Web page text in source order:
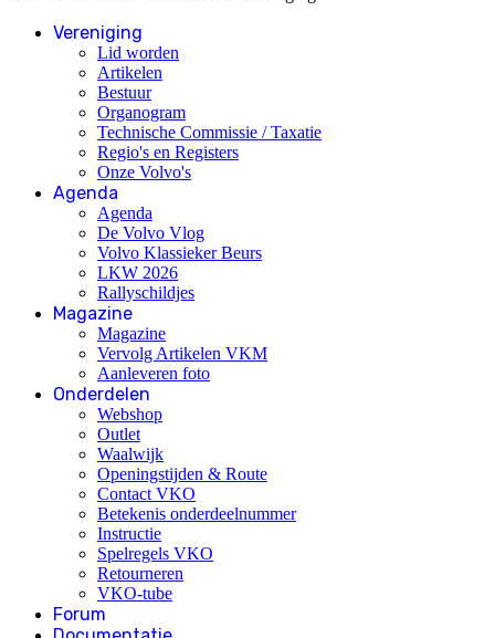
Vereniging
Lid worden
Artikelen
Bestuur
Organogram
Technische Commissie / Taxatie
Regio's en Registers
Onze Volvo's
Agenda
Agenda
De Volvo Vlog
Volvo Klassieker Beurs
LKW 2026
Rallyschildjes
Magazine
Magazine
Vervolg Artikelen VKM
Aanleveren foto
Onderdelen
Webshop
Outlet
Waalwijk
Openingstijden & Route
Contact VKO
Betekenis onderdeelnummer
Instructie
Spelregels VKO
Retourneren
VKO-tube
Forum